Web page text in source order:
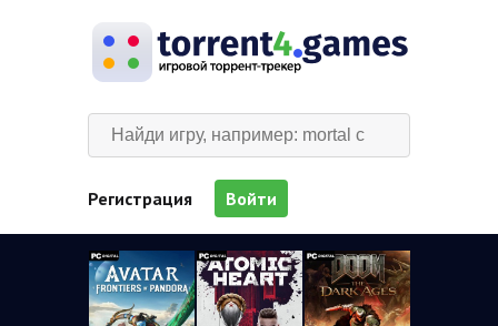
Регистрация Войти